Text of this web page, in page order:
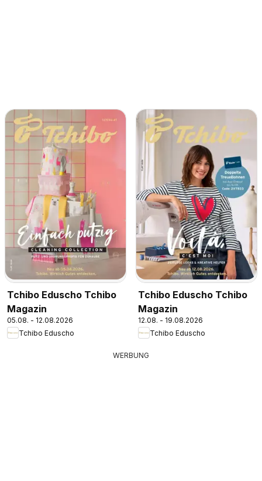
Tchibo Eduscho Tchibo
Magazin
05.08. - 12.08.2026
Tchibo Eduscho
Tchibo Eduscho Tchibo
Magazin
12.08. - 19.08.2026
Tchibo Eduscho
WERBUNG